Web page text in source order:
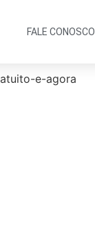
FALE CONOSCO